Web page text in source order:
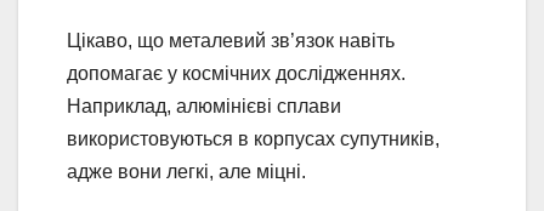
Цікаво, що металевий зв’язок навіть
допомагає у космічних дослідженнях.
Наприклад, алюмінієві сплави
використовуються в корпусах супутників,
адже вони легкі, але міцні.